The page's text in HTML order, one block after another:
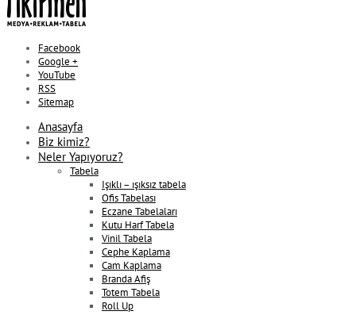
Facebook
Google +
YouTube
RSS
Sitemap
Anasayfa
Biz kimiz?
Neler Yapıyoruz?
Tabela
Işıklı – ışıksız tabela
Ofis Tabelası
Eczane Tabelaları
Kutu Harf Tabela
Vinil Tabela
Cephe Kaplama
Cam Kaplama
Branda Afiş
Totem Tabela
Roll Up